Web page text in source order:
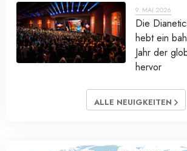
9. MAI 2026
Die
hebt ein
Jahr der
hervor
ALLE NEUIGKEITEN